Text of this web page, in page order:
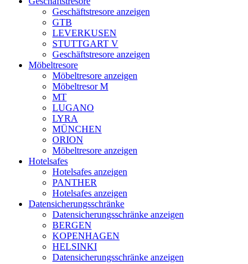
Geschäftstresore anzeigen
GTB
LEVERKUSEN
STUTTGART V
Geschäftstresore anzeigen
Möbeltresore
Möbeltresore anzeigen
Möbeltresor M
MT
LUGANO
LYRA
MÜNCHEN
ORION
Möbeltresore anzeigen
Hotelsafes
Hotelsafes anzeigen
PANTHER
Hotelsafes anzeigen
Datensicherungsschränke
Datensicherungsschränke anzeigen
BERGEN
KOPENHAGEN
HELSINKI
Datensicherungsschränke anzeigen